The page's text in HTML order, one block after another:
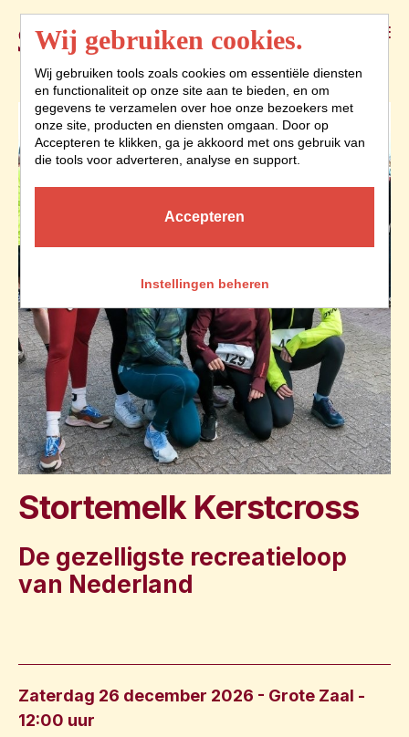
Stortemelk Kerstcross
De gezelligste recreatieloop
van Nederland
Zaterdag 26 december 2026 - Grote Zaal -
12:00 uur
Wij gebruiken cookies.
Wij gebruiken tools zoals cookies om essentiële diensten
en functionaliteit op onze site aan te bieden, en om
gegevens te verzamelen over hoe onze bezoekers met
onze site, producten en diensten omgaan. Door op
Accepteren te klikken, ga je akkoord met ons gebruik van
die tools voor adverteren, analyse en support.
Accepteren
Instellingen beheren